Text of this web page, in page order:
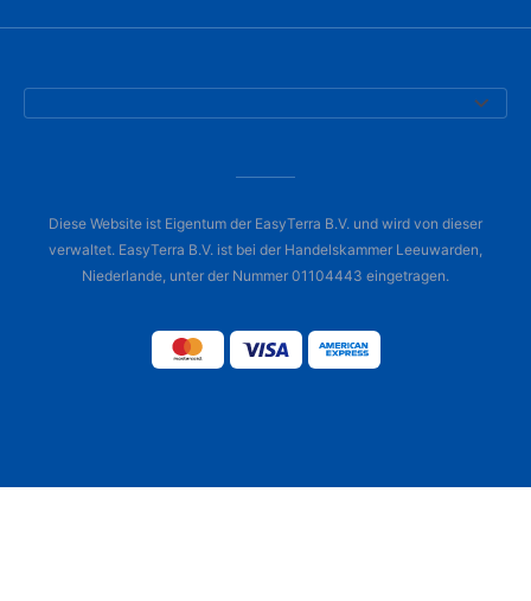
Diese Website ist Eigentum der EasyTerra B.V. und wird von dieser
verwaltet. EasyTerra B.V. ist bei der Handelskammer Leeuwarden,
Niederlande, unter der Nummer 01104443 eingetragen.